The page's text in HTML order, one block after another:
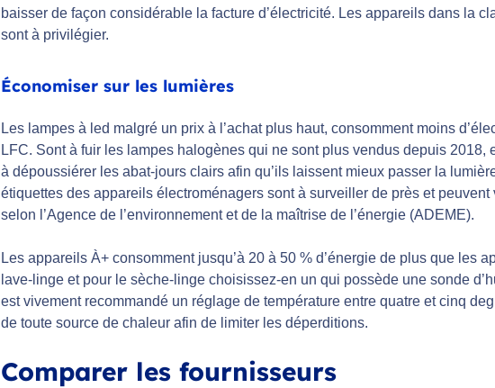
baisser de façon considérable la facture d’électricité. Les appareils dans la
sont à privilégier.
Économiser sur les lumières
Les lampes à led malgré un prix à l’achat plus haut, consomment moins
LFC. Sont à fuir les lampes halogènes qui ne sont plus vendus depuis
à dépoussiérer les abat-jours clairs afin qu’ils laissent mieux passer la
étiquettes des appareils électroménagers sont à surveiller de près et
selon l’Agence de l’environnement et de la maîtrise de l’énergie (ADEME).
Les appareils À+ consomment jusqu’à 20 à 50 % d’énergie de plus que les
lave-linge et pour le sèche-linge choisissez-en un qui possède une sonde
est vivement recommandé un réglage de température entre quatre et cinq
de toute source de chaleur afin de limiter les déperditions.
Comparer les fournisseurs